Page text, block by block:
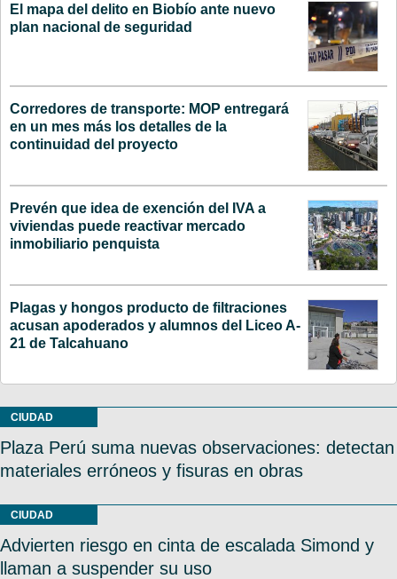
El mapa del delito en Biobío ante nuevo
plan nacional de seguridad
Corredores de transporte: MOP entregará
en un mes más los detalles de la
continuidad del proyecto
Prevén que idea de exención del IVA a
viviendas puede reactivar mercado
inmobiliario penquista
Plagas y hongos producto de filtraciones
acusan apoderados y alumnos del Liceo A-
21 de Talcahuano
CIUDAD
Plaza Perú suma nuevas observaciones: detectan
materiales erróneos y fisuras en obras
CIUDAD
Advierten riesgo en cinta de escalada Simond y
llaman a suspender su uso